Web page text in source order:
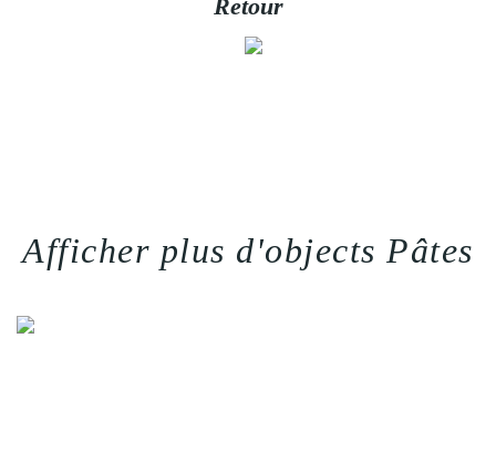
Retour
Afficher plus d'objects Pâtes